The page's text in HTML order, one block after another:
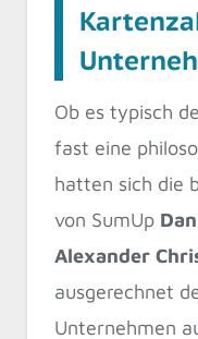
Ob es typisch
fast eine
hatten sich die
von SumUp
Alexander
ausgerechnet
Unternehmen